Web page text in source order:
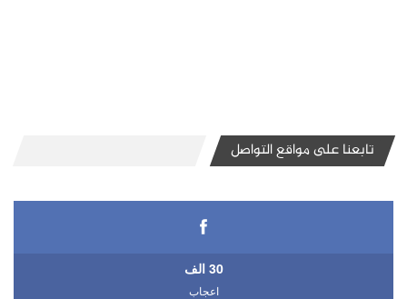
تابعنا على مواقع التواصل
30 الف
اعجاب